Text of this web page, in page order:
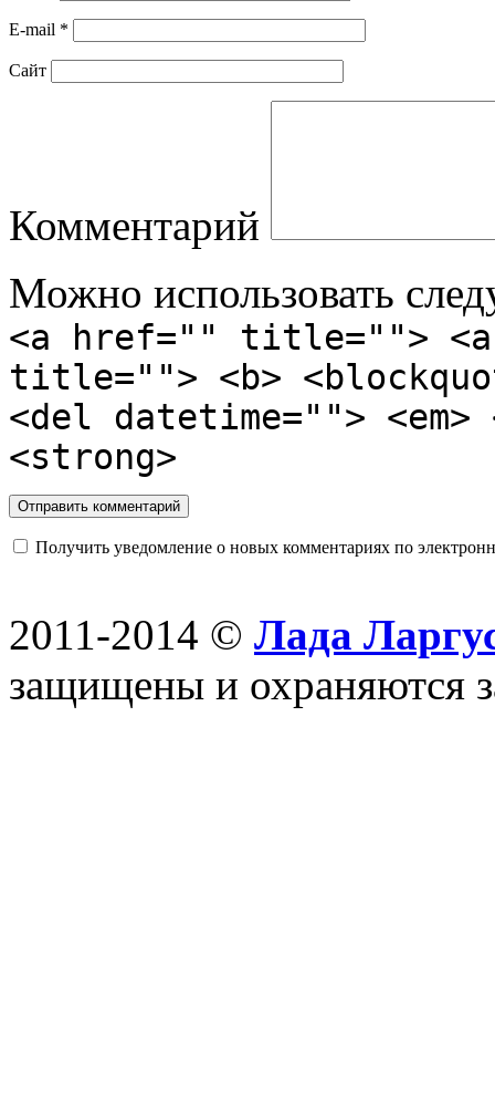
E-mail *
Сайт
Комментарий
Можно использовать
<a href="" title="">
title=""> <b>
<del datetime="">
<strong>
Получить уведомление о новых комментариях по
2011-2014 © Лада
защищены и охраняются